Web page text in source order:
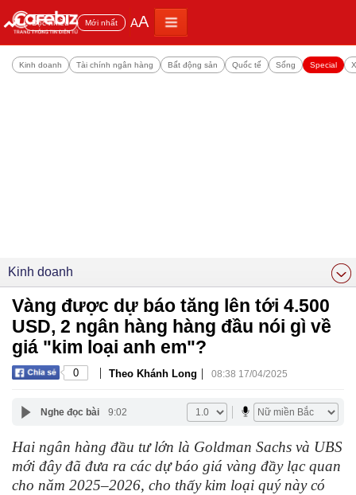
Đọc nhiều Mới nhất AA
Kinh doanh Tài chính ngân hàng Bất động sản Quốc tế Sống Special
Kinh doanh
Vàng được dự báo tăng lên tới 4.500
USD, 2 ngân hàng hàng đầu nói gì về
giá "kim loại anh em"?
0 | Theo Khánh Long | 08:38 17/04/2025
Nghe đọc bài 9:02
Hai ngân hàng đầu tư lớn là Goldman Sachs và UBS
mới đây đã đưa ra các dự báo giá vàng đầy lạc quan
cho năm 2025–2026, cho thấy kim loại quý này có